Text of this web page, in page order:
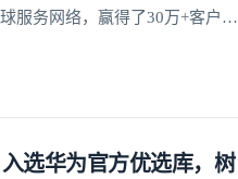
服务网络，赢得了30万+客户的
选华为官方优选库，树